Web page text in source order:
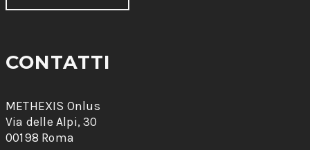
CONTATTI
METHEXIS Onlus
Via delle Alpi, 30
00198 Roma